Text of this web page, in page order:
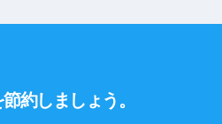
約しましょう。